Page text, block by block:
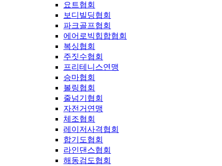
요트협회
보디빌딩협회
파크골프협회
에어로빅힙합협회
복싱협회
주짓수협회
프리테니스연맹
승마협회
볼링협회
줄넘기협회
자전거연맹
체조협회
레이저사격협회
합기도협회
라인댄스협회
해동검도협회